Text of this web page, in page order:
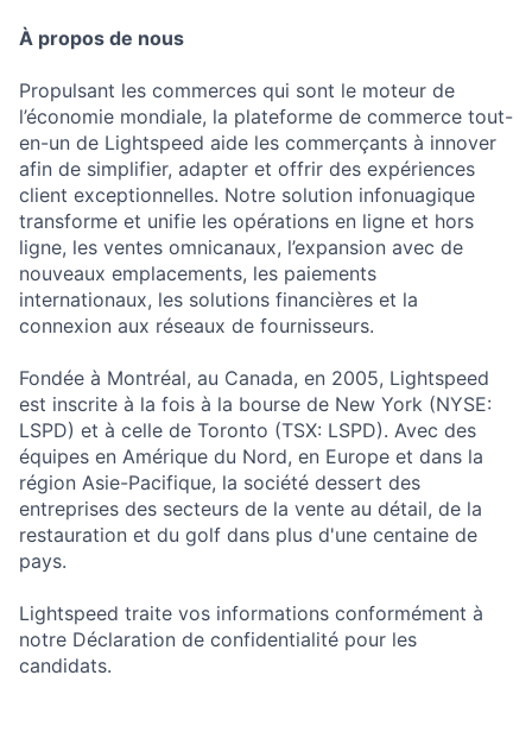
À propos de nous
Propulsant les commerces qui sont le moteur de
l’économie mondiale, la plateforme de commerce tout-
en-un de Lightspeed aide les commerçants à innover
afin de simplifier, adapter et offrir des expériences
client exceptionnelles. Notre solution infonuagique
transforme et unifie les opérations en ligne et hors
ligne, les ventes omnicanaux, l’expansion avec de
nouveaux emplacements, les paiements
internationaux, les solutions financières et la
connexion aux réseaux de fournisseurs.
Fondée à Montréal, au Canada, en 2005, Lightspeed
est inscrite à la fois à la bourse de New York (NYSE:
LSPD) et à celle de Toronto (TSX: LSPD). Avec des
équipes en Amérique du Nord, en Europe et dans la
région Asie-Pacifique, la société dessert des
entreprises des secteurs de la vente au détail, de la
restauration et du golf dans plus d'une centaine de
pays.
Lightspeed traite vos informations conformément à
notre Déclaration de confidentialité pour les
candidats.